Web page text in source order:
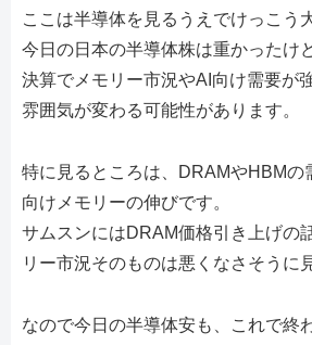
ここは半導体を見るうえでけっこう
今日の日本の半導体株は重かったけ
決算でメモリー市況やAI向け需要が
雰囲気が変わる可能性があります。
特に見るところは、DRAMやHBMの
向けメモリーの伸びです。
サムスンにはDRAM価格引き上げの
リー市況そのものは悪くなさそうに
なので今日の半導体安も、これで終